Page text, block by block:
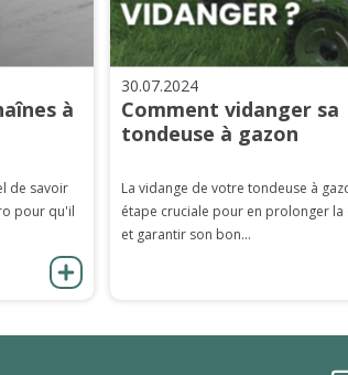
à
de savoir
pour qu'il
30.07.2024
Comment vidanger sa
tondeuse à gazon
La vidange de votre tondeuse à
étape cruciale pour en prolonger la
et garantir son bon...